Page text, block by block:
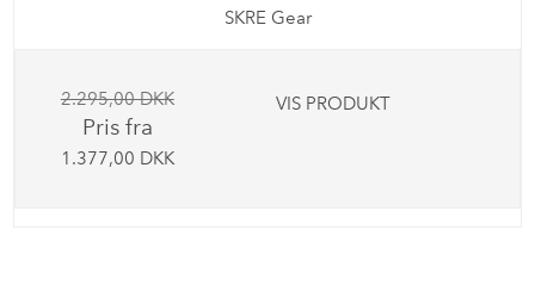
SKRE Gear
2.295,00 DKK
Pris fra
1.377,00 DKK
VIS PRODUKT